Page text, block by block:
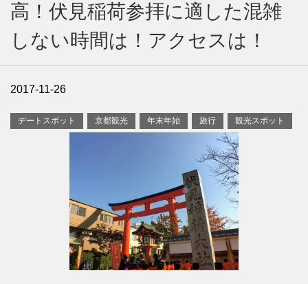
高！伏見稲荷参拝に適した混雑
しない時間は！アクセスは！
2017-11-26
デートスポット 京都観光 年末年始 旅行 観光スポット